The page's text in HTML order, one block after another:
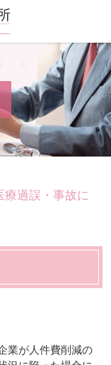
療過誤・事故に
業が人件費削減の